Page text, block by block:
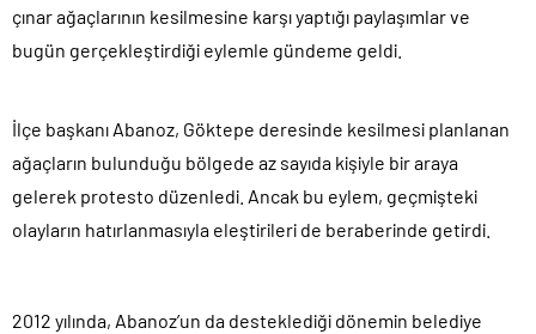
çınar ağaçlarının kesilmesine karşı yaptığı paylaşımlar ve
bugün gerçekleştirdiği eylemle gündeme geldi.
İlçe başkanı Abanoz, Göktepe deresinde kesilmesi planlanan
ağaçların bulunduğu bölgede az sayıda kişiyle bir araya
gelerek protesto düzenledi. Ancak bu eylem, geçmişteki
olayların hatırlanmasıyla eleştirileri de beraberinde getirdi.
2012 yılında, Abanoz’un da desteklediği dönemin belediye